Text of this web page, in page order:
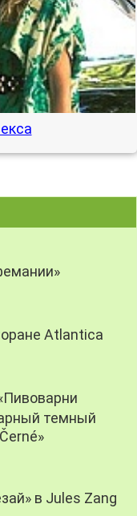
Atlantica
темный
в Jules Zang